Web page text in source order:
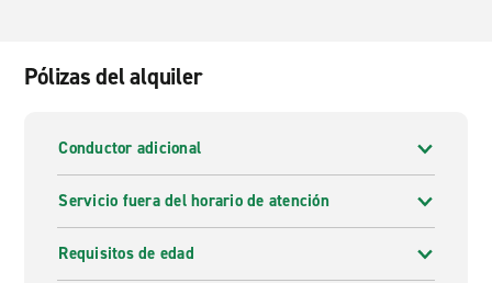
Pólizas del alquiler
Conductor adicional
Servicio fuera del horario de atención
Requisitos de edad